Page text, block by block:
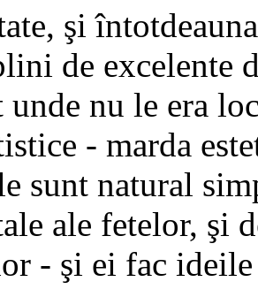
şi
de excelente
unde nu le era
- marda
sunt natural
ale fetelor, şi
- şi ei fac ideile